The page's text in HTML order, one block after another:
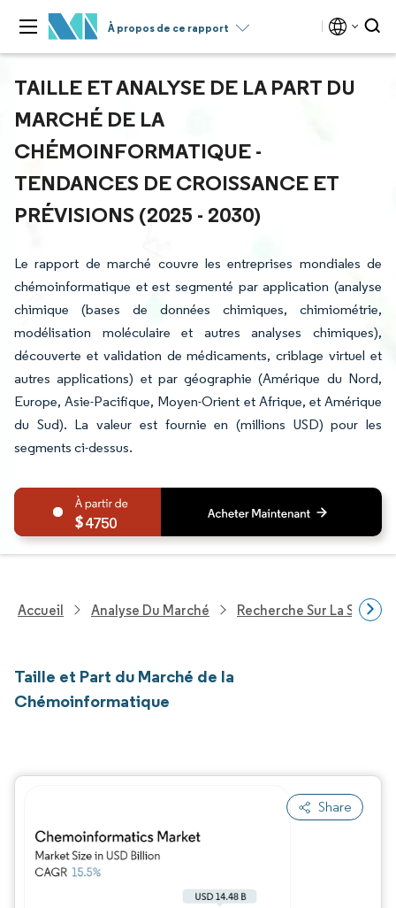
À propos de ce rapport
TAILLE ET ANALYSE DE LA PART DU
MARCHÉ DE LA
CHÉMOINFORMATIQUE -
TENDANCES DE CROISSANCE ET
PRÉVISIONS (2025 - 2030)
Le rapport de marché couvre les entreprises mondiales de
chémoinformatique et est segmenté par application (analyse
chimique (bases de données chimiques, chimiométrie,
modélisation moléculaire et autres analyses chimiques),
découverte et validation de médicaments, criblage virtuel et
autres applications) et par géographie (Amérique du Nord,
Europe, Asie-Pacifique, Moyen-Orient et Afrique, et Amérique
du Sud). La valeur est fournie en (millions USD) pour les
segments ci-dessus.
4750
Accueil Analyse Du Marché Recherche Sur La Santé
Taille et Part du Marché de la
Chémoinformatique
Share